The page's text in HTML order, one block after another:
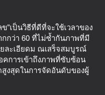
"เป็นวิธีที่ดีที่จะใช้เวลาของ
กว่า 60 ที่ไม่ซ้ำกันภาพที่มี
ละเอียดม ณเสร็จสมบูรณ์
การเข้าถึงภาพที่ซับซ้อน
งสุดในการจัดอันดับของผู้